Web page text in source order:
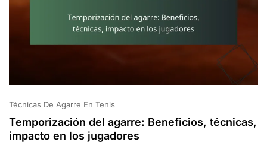
Técnicas De Agarre En Tenis
Temporización del agarre: Beneficios, técnicas,
impacto en los jugadores